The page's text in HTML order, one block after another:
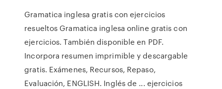
Gramatica inglesa gratis con ejercicios
resueltos Gramatica inglesa online gratis con
ejercicios. También disponible en PDF.
Incorpora resumen imprimible y descargable
gratis. Exámenes, Recursos, Repaso,
Evaluación, ENGLISH. Inglés de ... ejercicios